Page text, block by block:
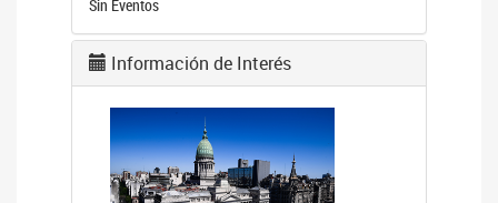
Sin Eventos
Información de Interés